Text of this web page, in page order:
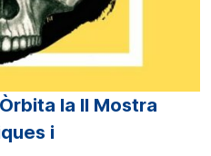
la II Mostra
i